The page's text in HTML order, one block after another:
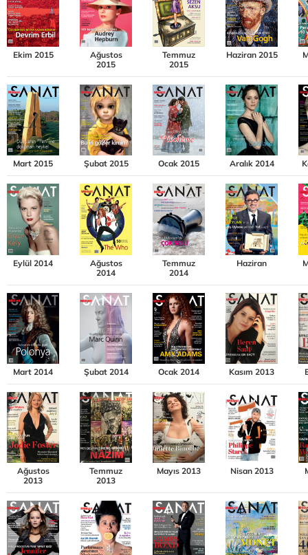
Ekim 2015
Ağustos
2015
Temmuz
2015
Haziran 2015
Mart 2015 Şubat 2015 Ocak 2015 Aralık 2014
Eylül 2014
Ağustos
2014
Temmuz
2014
Haziran
Mart 2014 Şubat 2014 Ocak 2014 Kasım 2013
Ağustos
2013
Temmuz
2013
Mayıs 2013 Nisan 2013